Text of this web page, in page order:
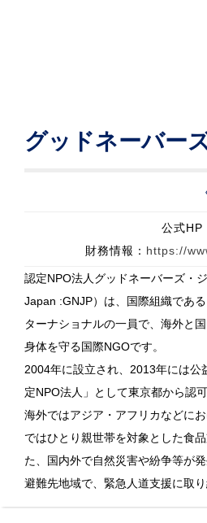
グッドネーバー
公式HP
財務情報： https://
認定NPO法人グッドネーバーズ・
Japan :GNJP）は、国際組織であ
ターナショナルの一員で、海外と
身体を守る国際NGOです。
2004年に設立され、2013年には公
定NPO法人」として東京都から認
海外ではアジア・アフリカなどに
ではひとり親世帯を対象とした食
た、国内外で自然災害や紛争等が
避難先地域で、緊急人道支援に取り